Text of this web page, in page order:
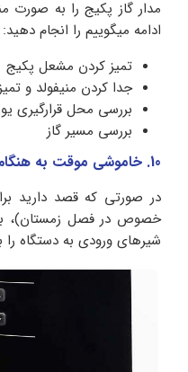
مدار گاز پکیج را به صورت
ادامه میگوییم را انجام دهید:
تمیز کردن مشعل پکیج
جدا کردن منیفولد و
بررسی محل قرارگیری
بررسی مسیر گاز
10. خاموشی موقت به هنگام سفر
در صورتی که قصد دارید
خصوص در فصل زمستان)،
شیرهای ورودی به دستگاه را